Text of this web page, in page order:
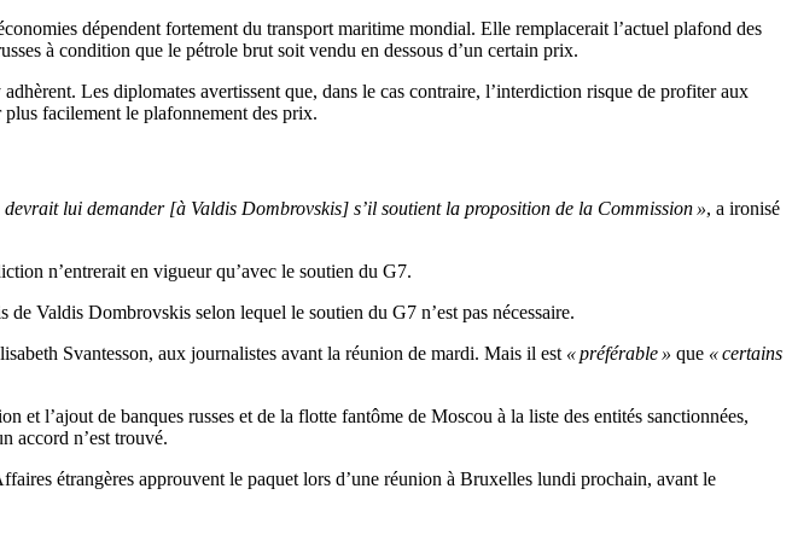
dépendent fortement du transport maritime mondial. Elle remplacerait l’actuel plafond des
à condition que le pétrole brut soit vendu en dessous d’un certain prix.
Les diplomates avertissent que, dans le cas contraire, l’interdiction risque de profiter aux
plus facilement le plafonnement des prix.
devrait lui demander [à Valdis Dombrovskis] s’il soutient la proposition de la Commission », a ironisé
n’entrerait en vigueur qu’avec le soutien du G7.
Valdis Dombrovskis selon lequel le soutien du G7 n’est pas nécessaire.
Svantesson, aux journalistes avant la réunion de mardi. Mais il est « préférable » que « certains
l’ajout de banques russes et de la flotte fantôme de Moscou à la liste des entités sanctionnées,
accord n’est trouvé.
étrangères approuvent le paquet lors d’une réunion à Bruxelles lundi prochain, avant le